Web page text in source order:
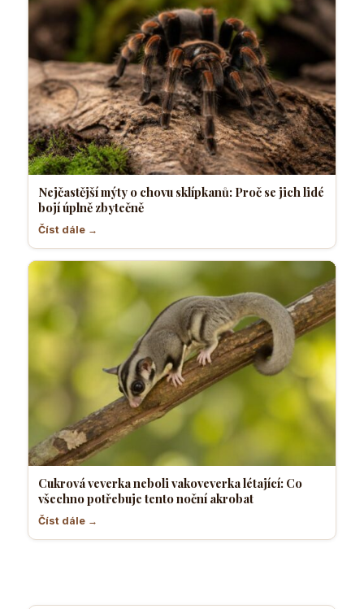
Nejčastější mýty o chovu sklípkanů: Proč se jich lidé
bojí úplně zbytečně
Číst dále →
Cukrová veverka neboli vakoveverka létající: Co
všechno potřebuje tento noční akrobat
Číst dále →